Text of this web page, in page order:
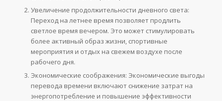
Увеличение продолжительности дневного света:
Переход на летнее время позволяет продлить
светлое время вечером. Это может стимулировать
более активный образ жизни, спортивные
мероприятия и отдых на свежем воздухе после
рабочего дня.
Экономические соображения: Экономические выгоды
перевода времени включают снижение затрат на
энергопотребление и повышение эффективности